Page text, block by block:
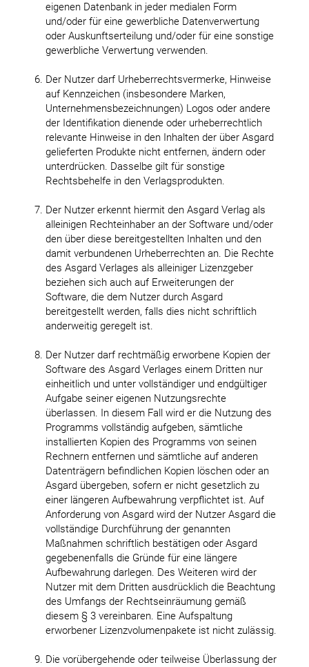
eigenen Datenbank in jeder medialen Form
und/oder für eine gewerbliche Datenverwertung
oder Auskunftserteilung und/oder für eine sonstige
gewerbliche Verwertung verwenden.
Der Nutzer darf Urheberrechtsvermerke, Hinweise
auf Kennzeichen (insbesondere Marken,
Unternehmensbezeichnungen) Logos oder andere
der Identifikation dienende oder urheberrechtlich
relevante Hinweise in den Inhalten der über Asgard
gelieferten Produkte nicht entfernen, ändern oder
unterdrücken. Dasselbe gilt für sonstige
Rechtsbehelfe in den Verlagsprodukten.
Der Nutzer erkennt hiermit den Asgard Verlag als
alleinigen Rechteinhaber an der Software und/oder
den über diese bereitgestellten Inhalten und den
damit verbundenen Urheberrechten an. Die Rechte
des Asgard Verlages als alleiniger Lizenzgeber
beziehen sich auch auf Erweiterungen der
Software, die dem Nutzer durch Asgard
bereitgestellt werden, falls dies nicht schriftlich
anderweitig geregelt ist.
Der Nutzer darf rechtmäßig erworbene Kopien der
Software des Asgard Verlages einem Dritten nur
einheitlich und unter vollständiger und endgültiger
Aufgabe seiner eigenen Nutzungsrechte
überlassen. In diesem Fall wird er die Nutzung des
Programms vollständig aufgeben, sämtliche
installierten Kopien des Programms von seinen
Rechnern entfernen und sämtliche auf anderen
Datenträgern befindlichen Kopien löschen oder an
Asgard übergeben, sofern er nicht gesetzlich zu
einer längeren Aufbewahrung verpflichtet ist. Auf
Anforderung von Asgard wird der Nutzer Asgard die
vollständige Durchführung der genannten
Maßnahmen schriftlich bestätigen oder Asgard
gegebenenfalls die Gründe für eine längere
Aufbewahrung darlegen. Des Weiteren wird der
Nutzer mit dem Dritten ausdrücklich die Beachtung
des Umfangs der Rechtseinräumung gemäß
diesem § 3 vereinbaren. Eine Aufspaltung
erworbener Lizenzvolumenpakete ist nicht zulässig.
Die vorübergehende oder teilweise Überlassung der